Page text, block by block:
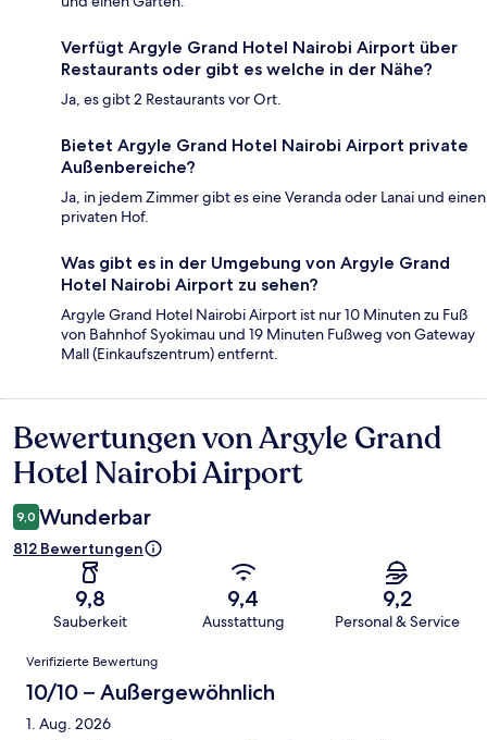
Verfügt Argyle Grand Hotel Nairobi Airport über
Restaurants oder gibt es welche in der Nähe?
Ja, es gibt 2 Restaurants vor Ort.
Bietet Argyle Grand Hotel Nairobi Airport private
Außenbereiche?
Ja, in jedem Zimmer gibt es eine Veranda oder Lanai und einen
privaten Hof.
Was gibt es in der Umgebung von Argyle Grand
Hotel Nairobi Airport zu sehen?
Argyle Grand Hotel Nairobi Airport ist nur 10 Minuten zu Fuß
von Bahnhof Syokimau und 19 Minuten Fußweg von Gateway
Mall (Einkaufszentrum) entfernt.
Bewertungen
Bewertungen von Argyle Grand
Hotel Nairobi Airport
9,0 Wunderbar
812 Bewertungen
9,8
Sauberkeit
9,4
Ausstattung
9,2
Personal & Service
Bewertungen
Verifizierte Bewertung
10/10 – Außergewöhnlich
1. Aug. 2026